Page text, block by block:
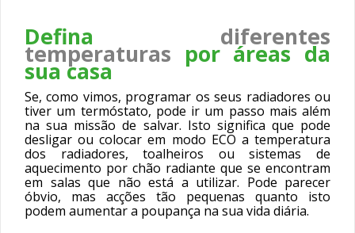
Defina diferentes
temperaturas por áreas da
sua casa
Se, como vimos, programar os seus radiadores ou
tiver um termóstato, pode ir um passo mais além
na sua missão de salvar. Isto significa que pode
desligar ou colocar em modo ECO a temperatura
dos radiadores, toalheiros ou sistemas de
aquecimento por chão radiante que se encontram
em salas que não está a utilizar. Pode parecer
óbvio, mas acções tão pequenas quanto isto
podem aumentar a poupança na sua vida diária.